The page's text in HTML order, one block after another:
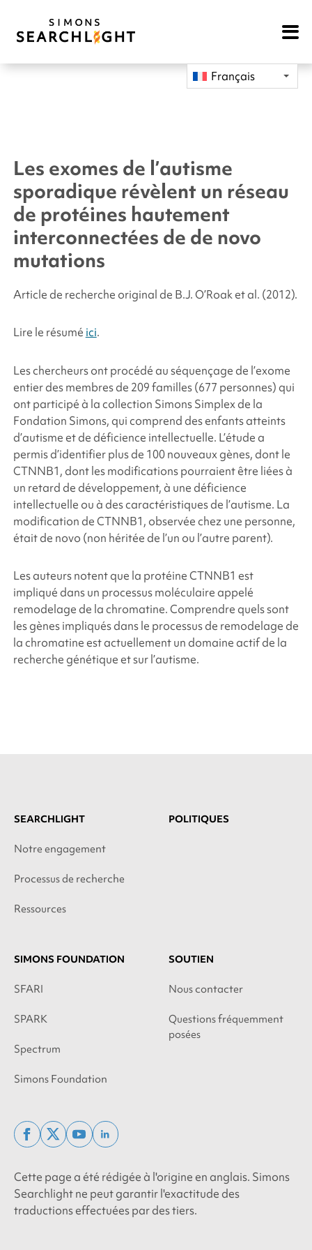
Open
Français
Les exomes de l’autisme
sporadique révèlent un réseau
de protéines hautement
interconnectées de de novo
mutations
Article de recherche original de B.J. O’Roaket al. (2012).
Lire le résumé ici.
Les chercheurs ont procédé au séquençage de l’exome
entier des membres de 209 familles (677 personnes) qui
ont participé à la collection Simons Simplex de la
Fondation Simons, qui comprend des enfants atteints
d’autisme et de déficience intellectuelle. L’étude a
permis d’identifier plus de 100 nouveaux gènes, dont le
CTNNB1, dont les modifications pourraient être liées à
un retard de développement, à une déficience
intellectuelle ou à des caractéristiques de l’autisme. La
modification de CTNNB1, observée chez une personne,
était de novo (non héritée de l’un ou l’autre parent).
Les auteurs notent que la protéine CTNNB1 est
impliqué dans un processus moléculaire appelé
remodelage de la chromatine. Comprendre quels sont
les gènes impliqués dans le processus de remodelage de
la chromatine est actuellement un domaine actif de la
recherche génétique et sur l’autisme.
SEARCHLIGHT
Notre engagement
Processus de recherche
Ressources
POLITIQUES
SIMONS FOUNDATION
SFARI
SPARK
Spectrum
Simons Foundation
SOUTIEN
Nous contacter
Questions fréquemment
posées
facebook
x
youtubelinkedin
Cette page a été rédigée à l'origine en anglais. Simons
Searchlight ne peut garantir l'exactitude des
traductions effectuées par des tiers.